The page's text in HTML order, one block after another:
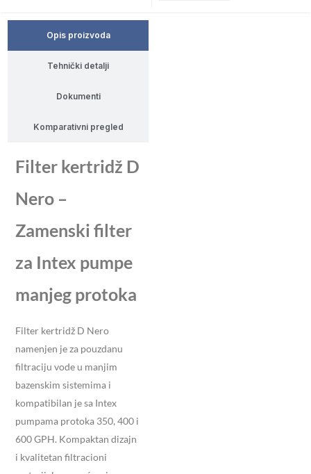
Opis proizvoda
Tehnički detalji
Dokumenti
Komparativni pregled
Filter kertridž D
Nero –
Zamenski filter
za Intex pumpe
manjeg protoka
Filter kertridž D Nero
namenjen je za pouzdanu
filtraciju vode u manjim
bazenskim sistemima i
kompatibilan je sa Intex
pumpama protoka 350, 400 i
600 GPH. Kompaktan dizajn
i kvalitetan filtracioni